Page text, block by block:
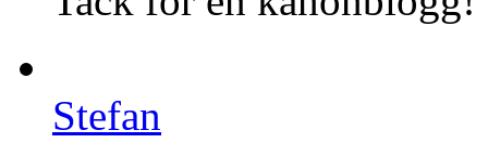
Stefan